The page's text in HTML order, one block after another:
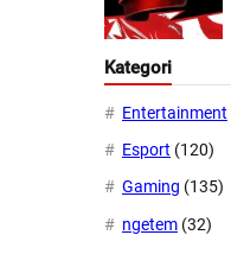
Kategori
Entertainment
Esport (120)
Gaming (135)
ngetem (32)